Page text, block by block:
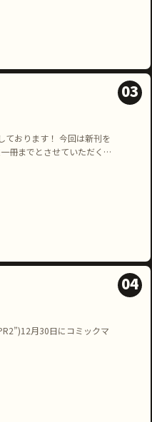
03
ております！ 今回は新刊を
冊までとさせていただくか
04
月30日にコミックマ